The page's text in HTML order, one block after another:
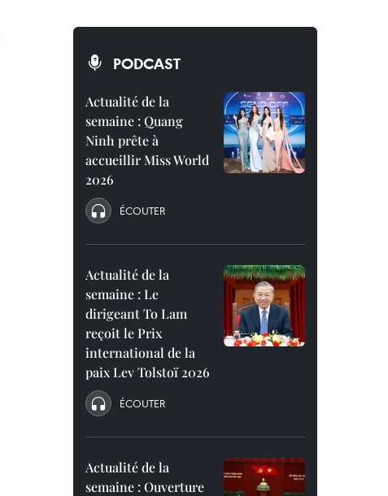
PODCAST
Actualité de la
semaine : Quang
Ninh prête à
accueillir Miss World
2026
ÉCOUTER
Actualité de la
semaine : Le
dirigeant To Lam
reçoit le Prix
international de la
paix Lev Tolstoï 2026
ÉCOUTER
Actualité de la
semaine : Ouverture